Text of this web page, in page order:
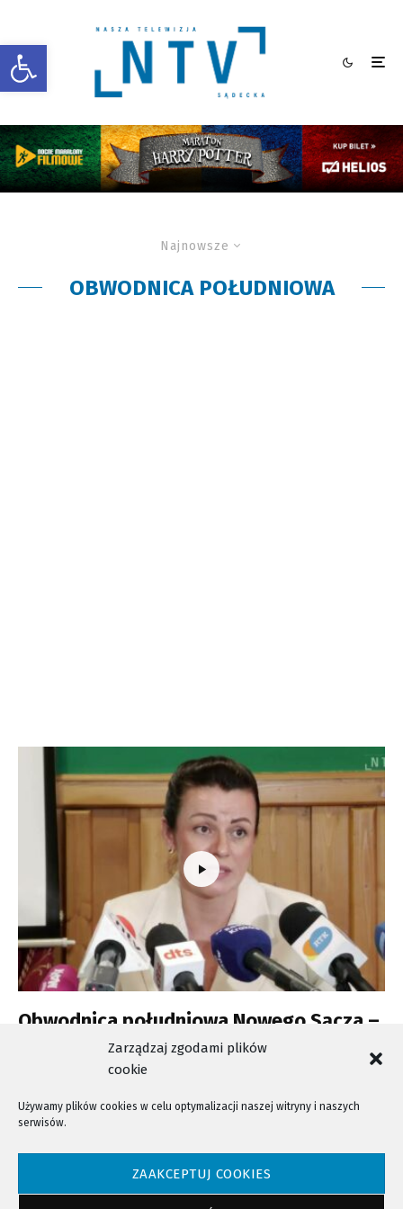
Otwórz pasek narzędzi
Zarządzaj zgodami plików
cookie
Używamy plików cookies w celu optymalizacji naszej witryny i naszych
serwisów.
ZAAKCEPTUJ COOKIES
Najnowsze
OBWODNICA POŁUDNIOWA
Obwodnica południowa Nowego Sącza –
w tym roku wniosek o ZRID
NTV - Nasza Telewizja Sądecka © 2023 Wszystkie prawa zastrzeżone!